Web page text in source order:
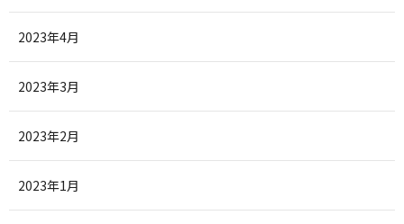
2023年4月
2023年3月
2023年2月
2023年1月